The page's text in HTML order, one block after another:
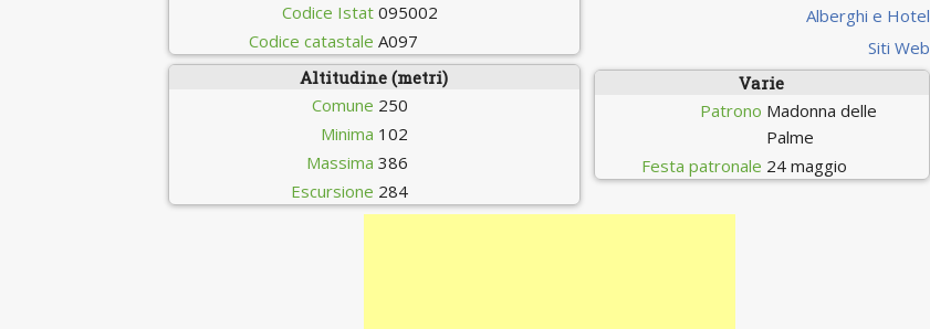
Codice Istat 095002
Codice catastale A097
Altitudine (metri)
Comune 250
Minima 102
Massima 386
Escursione 284
Alberghi e Hotel
Siti Web
Varie
Patrono Madonna delle
Palme
Festa patronale 24 maggio